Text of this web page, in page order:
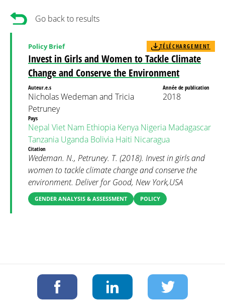
Go back to results
Invest in Girls and Women to Tackle Climate
Change and Conserve the Environment
Policy Brief TÉLÉCHARGEMENT
Auteur.e.s
Nicholas Wedeman and Tricia
Petruney
Année de publication
2018
Pays
Nepal Viet Nam Ethiopia Kenya Nigeria Madagascar
Tanzania Uganda Bolivia Haiti Nicaragua
Citation
Wedeman. N., Petruney. T. (2018). Invest in girls and
women to tackle climate change and conserve the
environment. Deliver for Good, New York,USA
GENDER ANALYSIS & ASSESSMENT POLICY